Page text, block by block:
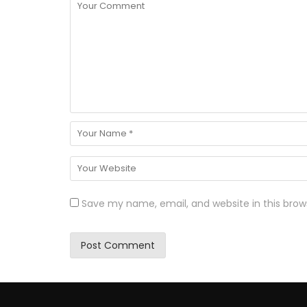
Save my name, email, and website in this